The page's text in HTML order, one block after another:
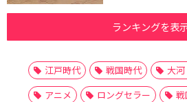
ランキングを表
江戸時代 戦国時代 大
アニメ
ロングセラー